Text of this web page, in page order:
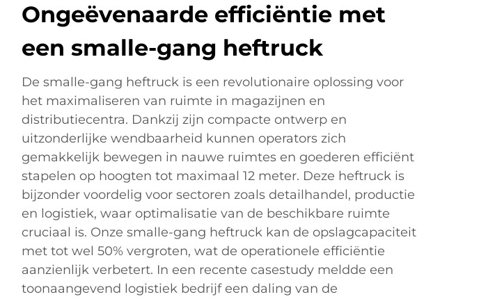
Ongeëvenaarde efficiëntie met
een smalle-gang heftruck
De smalle-gang heftruck is een revolutionaire oplossing voor
het maximaliseren van ruimte in magazijnen en
distributiecentra. Dankzij zijn compacte ontwerp en
uitzonderlijke wendbaarheid kunnen operators zich
gemakkelijk bewegen in nauwe ruimtes en goederen efficiënt
stapelen op hoogten tot maximaal 12 meter. Deze heftruck is
bijzonder voordelig voor sectoren zoals detailhandel, productie
en logistiek, waar optimalisatie van de beschikbare ruimte
cruciaal is. Onze smalle-gang heftruck kan de opslagcapaciteit
met tot wel 50% vergroten, wat de operationele efficiëntie
aanzienlijk verbetert. In een recente casestudy meldde een
toonaangevend logistiek bedrijf een daling van de